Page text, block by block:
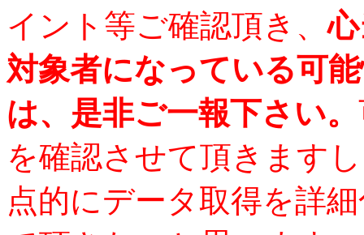
イント等ご確認頂き、
対象者になっている可
は、是非ご一報下さい。
を確認させて頂きます
点的にデータ取得を詳